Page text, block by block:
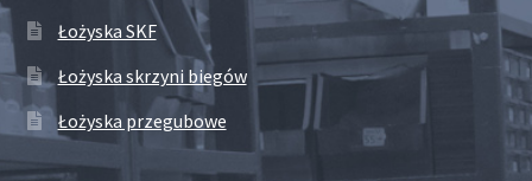
Łożyska SKF
Łożyska skrzyni biegów
Łożyska przegubowe